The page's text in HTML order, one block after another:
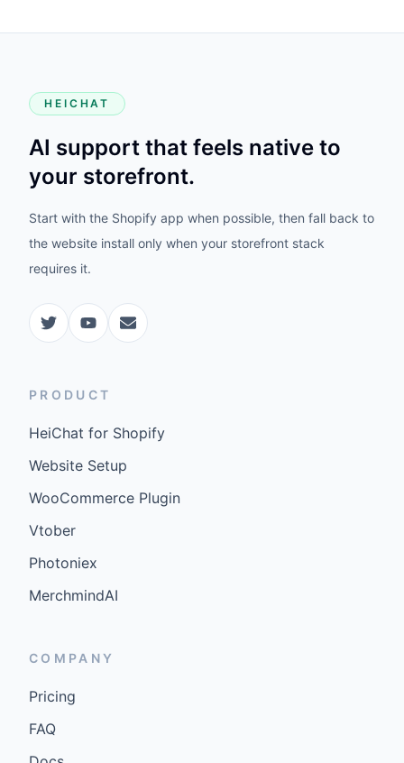
HEICHAT
AI support that feels native to
your storefront.
Start with the Shopify app when possible, then fall back to
the website install only when your storefront stack
requires it.
PRODUCT
HeiChat for Shopify
Website Setup
WooCommerce Plugin
Vtober
Photoniex
MerchmindAI
COMPANY
Pricing
FAQ